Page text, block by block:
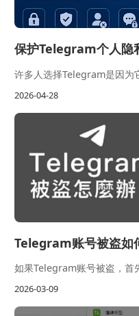
保护Telegram个人隐
许多人选择Telegram是因为
2026-04-28
Telegram账号被盗如
如果Telegram账号被盗，首
2026-03-09